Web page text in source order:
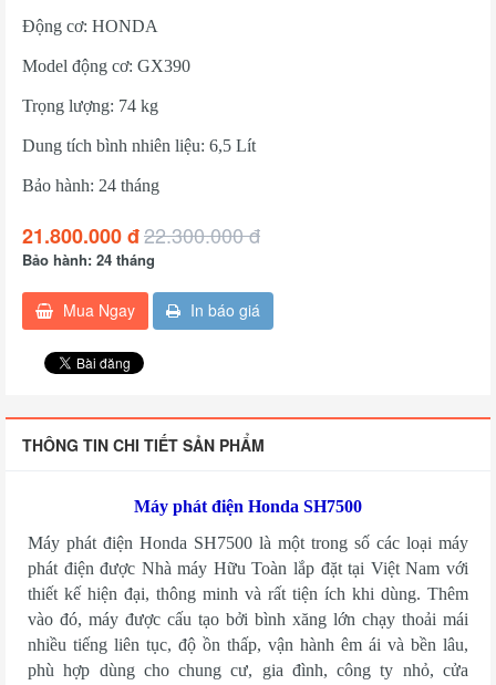
Động cơ: HONDA
Model động cơ: GX390
Trọng lượng: 74 kg
Dung tích bình nhiên liệu: 6,5 Lít
Bảo hành: 24 tháng
21.800.000 đ22.300.000 đ
Bảo hành: 24 tháng
Mua Ngay In báo giá
THÔNG TIN CHI TIẾT SẢN PHẨM
Máy phát điện Honda SH7500
Máy phát điện Honda SH7500 là một trong số các loại máy
phát điện được Nhà máy Hữu Toàn lắp đặt tại Việt Nam với
thiết kế hiện đại, thông minh và rất tiện ích khi dùng. Thêm
vào đó, máy được cấu tạo bởi bình xăng lớn chạy thoải mái
nhiều tiếng liên tục, độ ồn thấp, vận hành êm ái và bền lâu,
phù hợp dùng cho chung cư, gia đình, công ty nhỏ, cửa